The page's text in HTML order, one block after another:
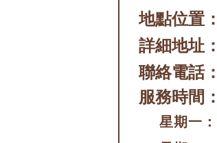
地點位置：
詳細地址：
聯絡電話：
服務時間：
星期一：